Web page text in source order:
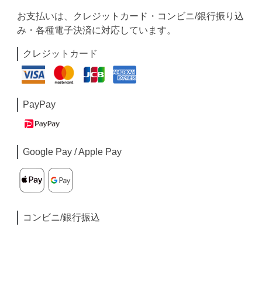
お支払いは、クレジットカード・コンビニ/銀行振り込
み・各種電子決済に対応しています。
クレジットカード
PayPay
Google Pay / Apple Pay
コンビニ/銀行振込